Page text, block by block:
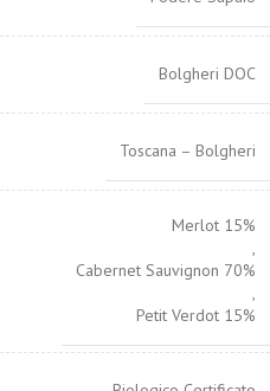
Bolgheri DOC
Toscana – Bolgheri
Merlot 15%
,
Cabernet Sauvignon 70%
,
Petit Verdot 15%